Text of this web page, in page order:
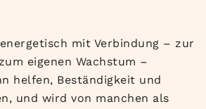
mit Verbindung – zur
eigenen Wachstum –
helfen, Beständigkeit und
und wird von manchen als